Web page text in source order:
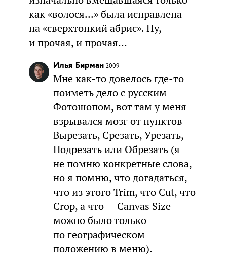
как «волося...» была исправлена
на «сверхтонкий абрис». Ну,
и прочая, и прочая...
Илья Бирман 2009
Мне как-то довелось где-то
поиметь дело с русским
Фотошопом, вот там у меня
взрывался мозг от пунктов
Вырезать, Срезать, Урезать,
Подрезать или Обрезать (я
не помню конкретные слова,
но я помню, что догадаться,
что из этого Trim, что Cut, что
Crop, а что — Canvas Size
можно было только
по географическом
положению в меню).